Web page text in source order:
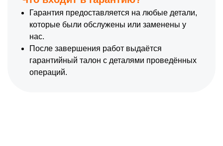
Гарантия предоставляется на любые детали,
которые были обслужены или заменены у
нас.
После завершения работ выдаётся
гарантийный талон с деталями проведённых
операций.